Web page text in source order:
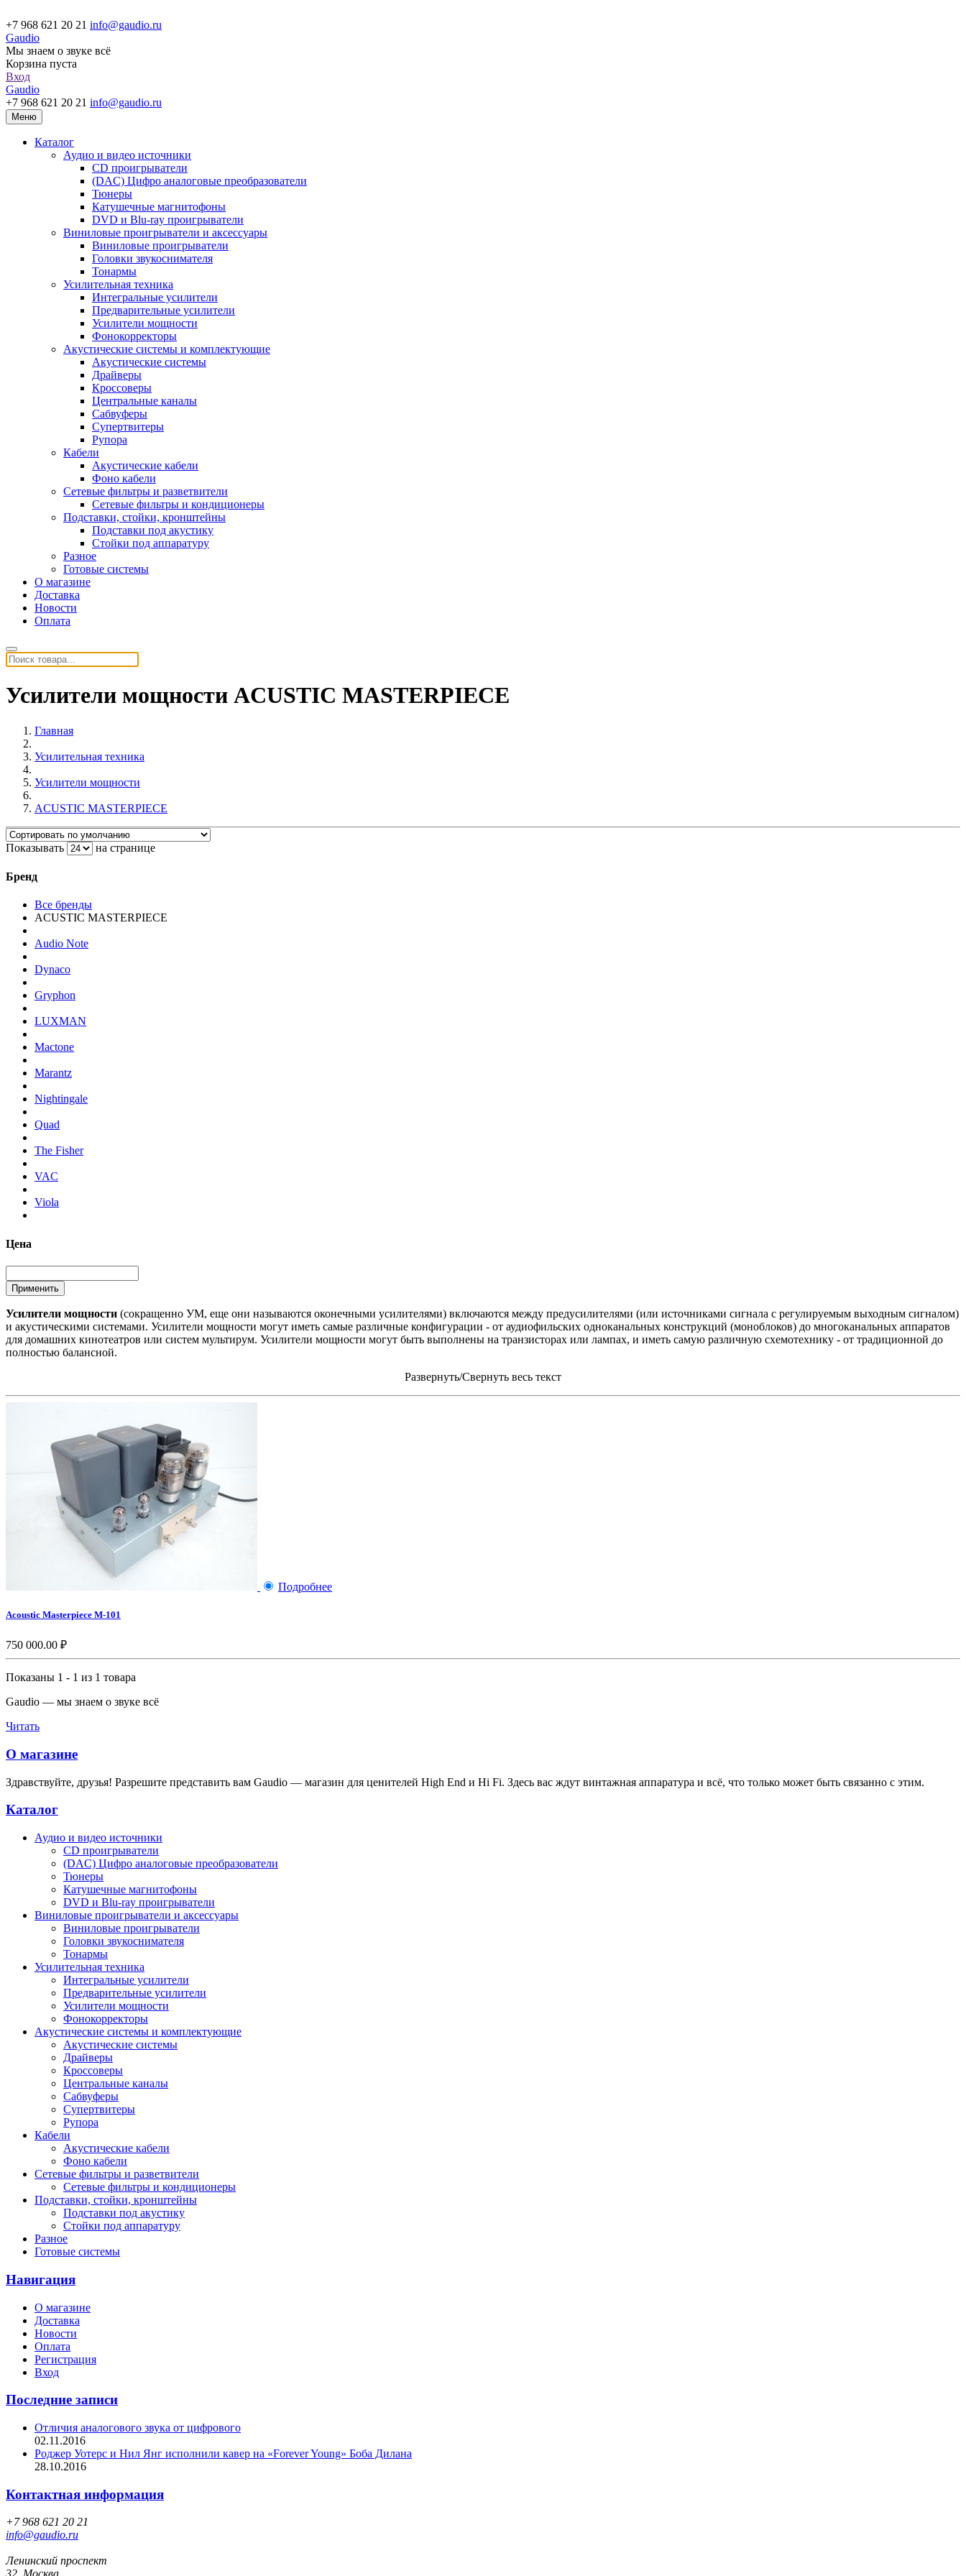
+7 968 621 20 21 info@gaudio.ru
Gaudio
Мы знаем о звуке всё
Корзина пуста
Вход
Gaudio
+7 968 621 20 21 info@gaudio.ru
Меню
Каталог
Аудио и видео источники
CD проигрыватели
(DAC) Цифро аналоговые преобразователи
Тюнеры
Катушечные магнитофоны
DVD и Blu-ray проигрыватели
Виниловые проигрыватели и аксессуары
Виниловые проигрыватели
Головки звукоснимателя
Тонармы
Усилительная техника
Интегральные усилители
Предварительные усилители
Усилители мощности
Фонокорректоры
Акустические системы и комплектующие
Акустические системы
Драйверы
Кроссоверы
Центральные каналы
Сабвуферы
Супертвитеры
Рупора
Кабели
Акустические кабели
Фоно кабели
Сетевые фильтры и разветвители
Сетевые фильтры и кондиционеры
Подставки, стойки, кронштейны
Подставки под акустику
Стойки под аппаратуру
Разное
Готовые системы
О магазине
Доставка
Новости
Оплата
Усилители мощности ACUSTIC MASTERPIECE
Главная
Усилительная техника
Усилители мощности
ACUSTIC MASTERPIECE
Показывать на странице
Бренд
Все бренды
ACUSTIC MASTERPIECE
Audio Note
Dynaco
Gryphon
LUXMAN
Mactone
Marantz
Nightingale
Quad
The Fisher
VAC
Viola
Цена
Усилители мощности (сокращенно УМ, еще они называются оконечными усилителями) включаются между предусилителями (или источниками сигнала с регулируемым выходным сигналом)
и акустическими системами. Усилители мощности могут иметь самые различные конфигурации - от аудиофильских одноканальных конструкций (моноблоков) до многоканальных аппаратов
для домашних кинотеатров или систем мультирум. Усилители мощности могут быть выполнены на транзисторах или лампах, и иметь самую различную схемотехнику - от традиционной до
полностью балансной.
Развернуть/Свернуть весь текст
Подробнее
Acoustic Masterpiece M-101
750 000.00 ₽
Показаны 1 - 1 из 1 товара
Gaudio — мы знаем о звуке всё
Читать
О магазине
Здравствуйте, друзья! Разрешите представить вам Gaudio — магазин для ценителей High End и Hi Fi. Здесь вас ждут винтажная аппаратура и всё, что только может быть связанно с этим.
Каталог
Аудио и видео источники
CD проигрыватели
(DAC) Цифро аналоговые преобразователи
Тюнеры
Катушечные магнитофоны
DVD и Blu-ray проигрыватели
Виниловые проигрыватели и аксессуары
Виниловые проигрыватели
Головки звукоснимателя
Тонармы
Усилительная техника
Интегральные усилители
Предварительные усилители
Усилители мощности
Фонокорректоры
Акустические системы и комплектующие
Акустические системы
Драйверы
Кроссоверы
Центральные каналы
Сабвуферы
Супертвитеры
Рупора
Кабели
Акустические кабели
Фоно кабели
Сетевые фильтры и разветвители
Сетевые фильтры и кондиционеры
Подставки, стойки, кронштейны
Подставки под акустику
Стойки под аппаратуру
Разное
Готовые системы
Навигация
О магазине
Доставка
Новости
Оплата
Регистрация
Вход
Последние записи
Отличия аналогового звука от цифрового
02.11.2016
Роджер Уотерс и Нил Янг исполнили кавер на «Forever Young» Боба Дилана
28.10.2016
Контактная информация
+7 968 621 20 21
info@gaudio.ru
Ленинский проспект